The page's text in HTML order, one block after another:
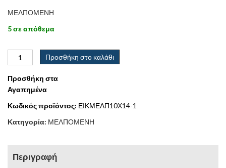
ΜΕΛΠΟΜΕΝΗ
5 σε απόθεμα
Προσθήκη στο καλάθι
Προσθήκη στα
Αγαπημένα
Κωδικός προϊόντος: ΕΙΚΜΕΛΠ10Χ14-1
Κατηγορία: ΜΕΛΠΟΜΕΝΗ
Περιγραφή